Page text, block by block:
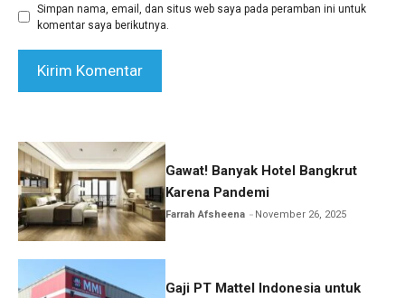
Simpan nama, email, dan situs web saya pada peramban ini untuk
komentar saya berikutnya.
Gawat! Banyak Hotel Bangkrut
Karena Pandemi
Farrah Afsheena November 26, 2025
Gaji PT Mattel Indonesia untuk